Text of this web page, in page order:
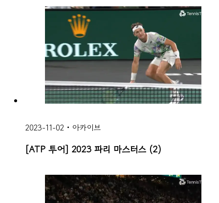
2023-11-02 • 아카이브
[ATP 투어] 2023 파리 마스터스 (2)